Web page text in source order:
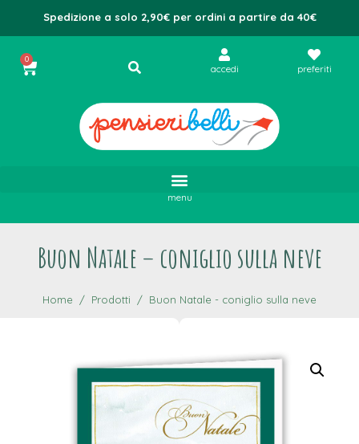
Spedizione a solo 2,90€ per ordini a partire da 40€
0
accedi preferiti
menu
Buon Natale – coniglio sulla neve
Home Prodotti Buon Natale - coniglio sulla neve